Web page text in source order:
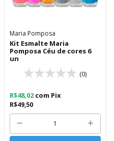
Maria Pomposa
Kit Esmalte Maria
Pomposa Céu de cores 6
un
(0)
R$49,50
R$48,02com Pix